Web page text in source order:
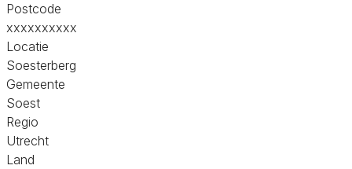
Postcode
xxxxxxxxxx
Locatie
Soesterberg
Gemeente
Soest
Regio
Utrecht
Land